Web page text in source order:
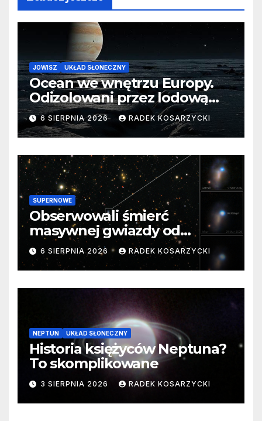
JOWISZ UKŁAD SŁONECZNY
Ocean we wnętrzu Europy.
Odizolowani przez lodową
barierę
6 SIERPNIA 2026 RADEK KOSARZYCKI
SUPERNOWE
Obserwowali śmierć
masywnej gwiazdy od
samego początku. Niezwykle
cenne dane
6 SIERPNIA 2026 RADEK KOSARZYCKI
NEPTUN UKŁAD SŁONECZNY
Historia księżyców Neptuna?
To skomplikowane
3 SIERPNIA 2026 RADEK KOSARZYCKI